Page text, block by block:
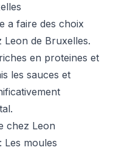
a faire des choix
de Bruxelles.
en proteines et
les sauces et
chez Leon
: Les moules